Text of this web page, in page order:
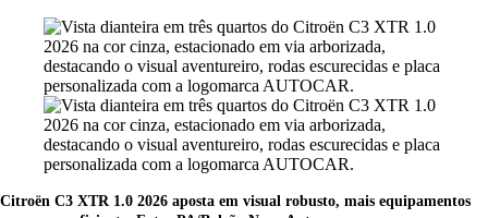
Citroën C3 XTR 1.0 2026 aposta em visual robusto, mais equipamentos